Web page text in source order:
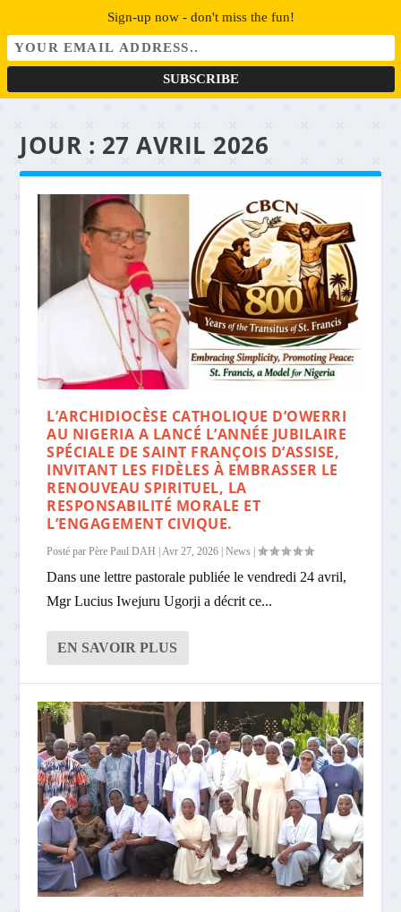
JOUR : 27 AVRIL 2026
L’ARCHIDIOCÈSE CATHOLIQUE D’OWERRI
AU NIGERIA A LANCÉ L’ANNÉE JUBILAIRE
SPÉCIALE DE SAINT FRANÇOIS D’ASSISE,
INVITANT LES FIDÈLES À EMBRASSER LE
RENOUVEAU SPIRITUEL, LA
RESPONSABILITÉ MORALE ET
L’ENGAGEMENT CIVIQUE.
Posté parPère Paul DAH | Avr 27, 2026 |News |
Dans une lettre pastorale publiée le vendredi 24 avril,
Mgr Lucius Iwejuru Ugorji a décrit ce...
EN SAVOIR PLUS
Sign-up now - don't miss the fun!